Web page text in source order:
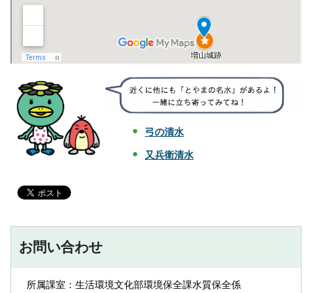
弓の清水
又兵衛清水
お問い合わせ
所属課室：生活環境文化部環境保全課水質保全係